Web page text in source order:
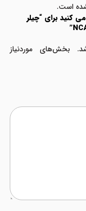
است.
کنید برای “چیلر
بخش‌های موردنیاز